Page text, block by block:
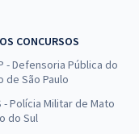
CONCURSOS
- Defensoria Pública do
de São Paulo
- Polícia Militar de Mato
do Sul